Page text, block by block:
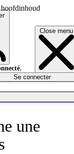
Close menu
Se connecter
une